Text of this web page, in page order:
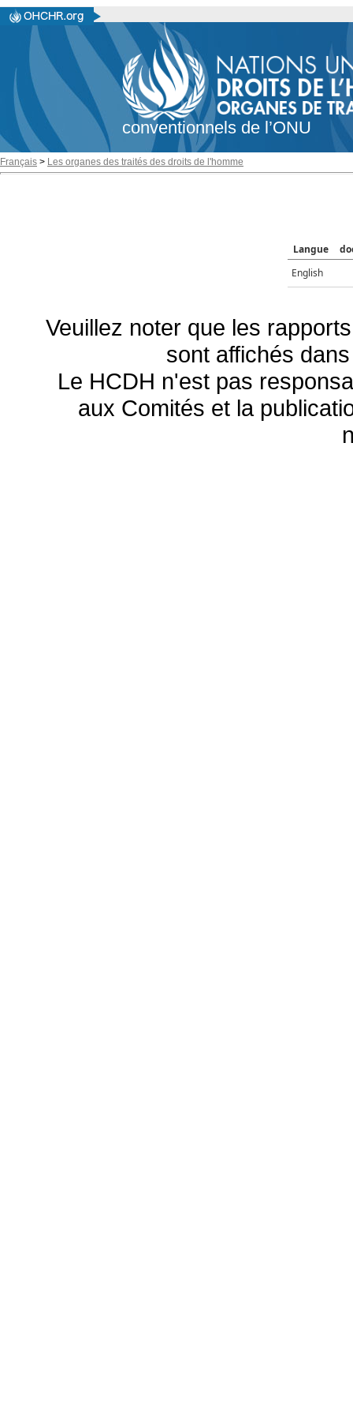
conventionnels de l’ONU
Français > Les organes des traités des droits de l'homme
Langue
English
Veuillez noter que les
sont affichés
Le HCDH n'est pas
aux Comités et la